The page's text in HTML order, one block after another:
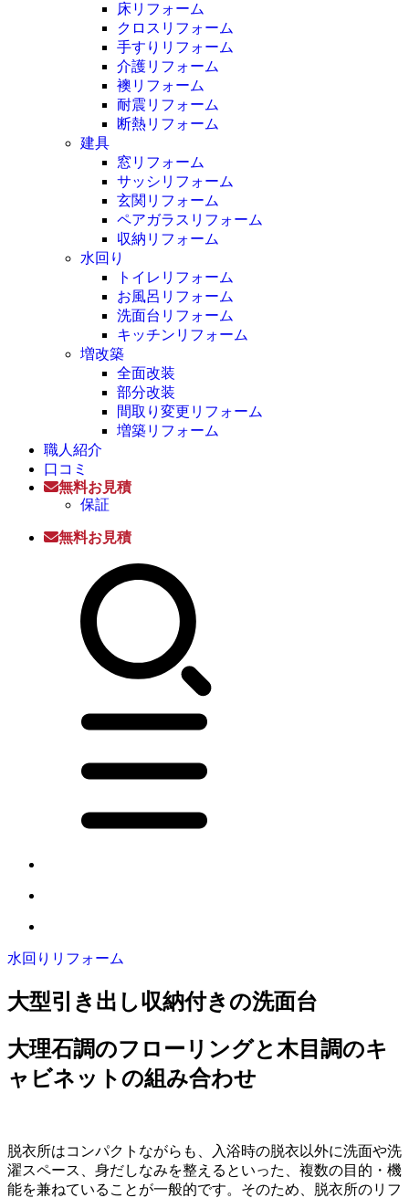
床リフォーム
クロスリフォーム
手すりリフォーム
介護リフォーム
襖リフォーム
耐震リフォーム
断熱リフォーム
建具
窓リフォーム
サッシリフォーム
玄関リフォーム
ペアガラスリフォーム
収納リフォーム
水回り
トイレリフォーム
お風呂リフォーム
洗面台リフォーム
キッチンリフォーム
増改築
全面改装
部分改装
間取り変更リフォーム
増築リフォーム
職人紹介
口コミ
無料お見積
保証
無料お見積
水回りリフォーム
大型引き出し収納付きの洗面台
大理石調のフローリングと木目調のキ
ャビネットの組み合わせ
脱衣所はコンパクトながらも、入浴時の脱衣以外に洗面や洗
濯スペース、身だしなみを整えるといった、複数の目的・機
能を兼ねていることが一般的です。そのため、脱衣所のリフ